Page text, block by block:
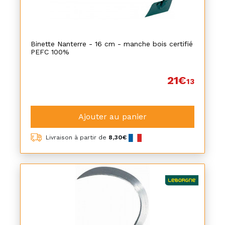
Binette Nanterre - 16 cm - manche bois certifié
PEFC 100%
21€13
Ajouter au panier
Livraison à partir de 8,30€